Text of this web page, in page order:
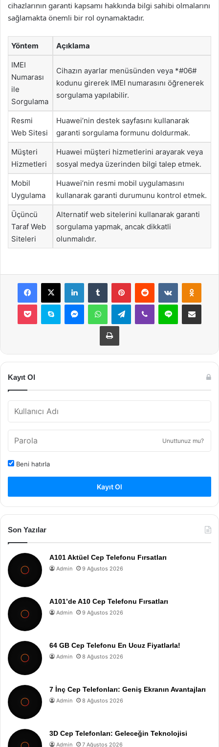
cihazlarının garanti kapsamı hakkında bilgi sahibi olmalarını
sağlamakta önemli bir rol oynamaktadır.
Yöntem Açıklama
IMEI
Numarası
ile
Sorgulama
Cihazın ayarlar menüsünden veya *#06#
kodunu girerek IMEI numarasını öğrenerek
sorgulama yapılabilir.
Resmi
Web Sitesi
Huawei’nin destek sayfasını kullanarak
garanti sorgulama formunu doldurmak.
Müşteri
Hizmetleri
Huawei müşteri hizmetlerini arayarak veya
sosyal medya üzerinden bilgi talep etmek.
Mobil
Uygulama
Huawei’nin resmi mobil uygulamasını
kullanarak garanti durumunu kontrol etmek.
Üçüncü
Taraf Web
Siteleri
Alternatif web sitelerini kullanarak garanti
sorgulama yapmak, ancak dikkatli
olunmalıdır.
Facebook
X LinkedInTumblr PinterestReddit VKontakte
Pocket Skype MessengerWhatsAppTelegramViber Line E-Posta ile
Yazdır
Kayıt Ol
Unuttunuz mu?
Beni hatırla
Kayıt Ol
Son Yazılar
A101 Aktüel Cep Telefonu Fırsatları
Admin 9 Ağustos 2026
A101’de A10 Cep Telefonu Fırsatları
Admin 9 Ağustos 2026
64 GB Cep Telefonu En Ucuz Fiyatlarla!
Admin 8 Ağustos 2026
7 İnç Cep Telefonları: Geniş Ekranın Avantajları
Admin 8 Ağustos 2026
3D Cep Telefonları: Geleceğin Teknolojisi
Admin 7 Ağustos 2026